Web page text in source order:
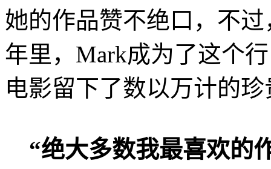
她的作品赞不绝口，不
年里，Mark成为了这个
电影留下了数以万计的
“绝大多数我最喜欢的